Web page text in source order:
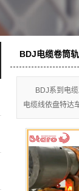
BDJ电缆卷筒
BDJ系到电
电缆线依盘特达